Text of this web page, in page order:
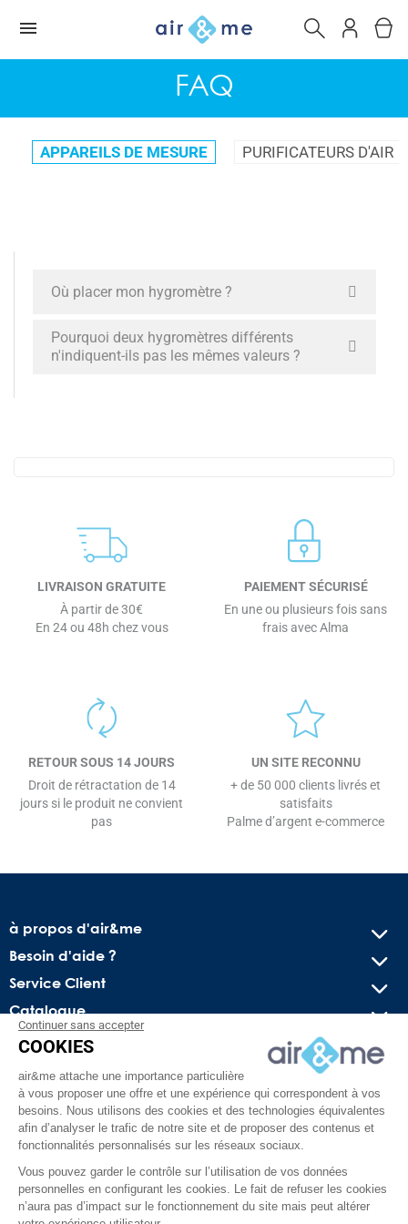
FAQ
APPAREILS DE MESURE PURIFICATEURS D'AIR
Où placer mon hygromètre ?
Pourquoi deux hygromètres différents
n'indiquent-ils pas les mêmes valeurs ?
LIVRAISON GRATUITE
À partir de 30€
En 24 ou 48h chez vous
PAIEMENT SÉCURISÉ
En une ou plusieurs fois sans
frais avec Alma
RETOUR SOUS 14 JOURS
Droit de rétractation de 14
jours si le produit ne convient
pas
UN SITE RECONNU
+ de 50 000 clients livrés et
satisfaits
Palme d’argent e-commerce
à propos d'air&me
Besoin d'aide ?
Service Client
Catalogue
Recevez nos offres spéciales !
Conseils pratiques, bons plans exclusifs et actus sur l’air
intérieur. Pas de spam, juré !
Continuer sans accepter
COOKIES
air&me attache une importance particulière
à vous proposer une offre et une expérience qui correspondent à vos
besoins. Nous utilisons des cookies et des technologies équivalentes
afin d’analyser le trafic de notre site et de proposer des contenus et
fonctionnalités personnalisés sur les réseaux sociaux.
Vous pouvez garder le contrôle sur l’utilisation de vos données
personnelles en configurant les cookies. Le fait de refuser les cookies
n’aura pas d’impact sur le fonctionnement du site mais peut altérer